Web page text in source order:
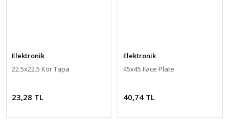
Elektronik
22.5x22.5 Kör Tapa
23,28 TL
Elektronik
45x45 Face Plate
40,74 TL